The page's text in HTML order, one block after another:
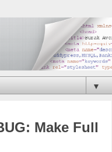
▼
Make Full